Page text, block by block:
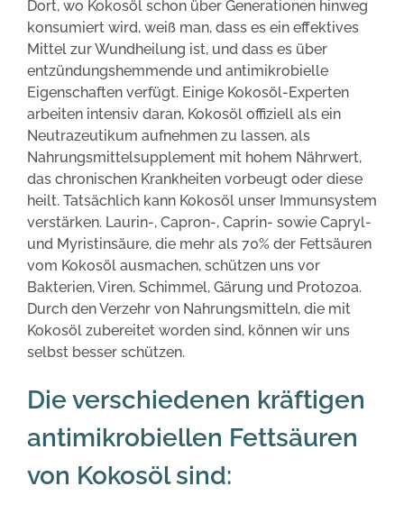
Dort, wo Kokosöl schon über Generationen hinweg
konsumiert wird, weiß man, dass es ein effektives
Mittel zur Wundheilung ist, und dass es über
entzündungshemmende und antimikrobielle
Eigenschaften verfügt. Einige Kokosöl-Experten
arbeiten intensiv daran, Kokosöl offiziell als ein
Neutrazeutikum aufnehmen zu lassen, als
Nahrungsmittelsupplement mit hohem Nährwert,
das chronischen Krankheiten vorbeugt oder diese
heilt. Tatsächlich kann Kokosöl unser Immunsystem
verstärken. Laurin-, Capron-, Caprin- sowie Capryl-
und Myristinsäure, die mehr als 70% der Fettsäuren
vom Kokosöl ausmachen, schützen uns vor
Bakterien, Viren, Schimmel, Gärung und Protozoa.
Durch den Verzehr von Nahrungsmitteln, die mit
Kokosöl zubereitet worden sind, können wir uns
selbst besser schützen.
Die verschiedenen kräftigen
antimikrobiellen Fettsäuren
von Kokosöl sind: